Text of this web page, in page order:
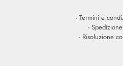
- Termini e
-
- Risoluzione